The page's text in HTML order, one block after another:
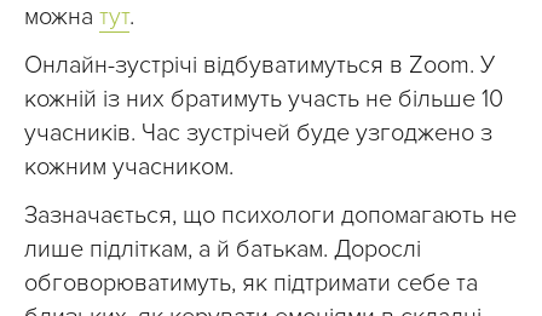
можна тут.
Онлайн-зустрічі відбуватимуться в Zoom. У
кожній із них братимуть участь не більше 10
учасників. Час зустрічей буде узгоджено з
кожним учасником.
Зазначається, що психологи допомагають не
лише підліткам, а й батькам. Дорослі
обговорюватимуть, як підтримати себе та